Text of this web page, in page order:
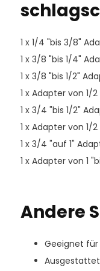
1 x 1/4 "bis 3/8"
1 x 3/8 "bis 1/4"
1 x 3/8 "bis 1/2"
1 x Adapter von 1/
1 x 3/4 "bis 1/2"
1 x Adapter von 1/
1 x 3/4 "auf 1"
1 x Adapter von 1
Andere
Geeignet